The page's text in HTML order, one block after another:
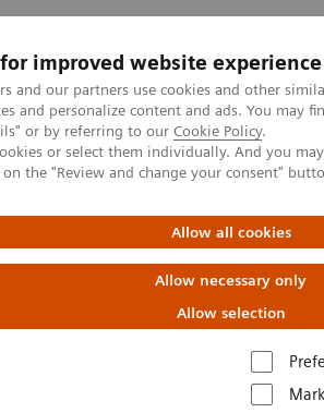
improved website experience
and our partners use cookies and other
and personalize content and ads. You may
or by referring to our Cookie Policy.
or select them individually. And you
the "Review and change your consent"
Allow all cookies
Allow necessary only
Allow selection
Support og
Enterprise
Carbon